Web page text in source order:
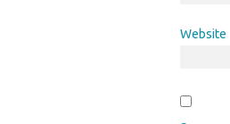
Website